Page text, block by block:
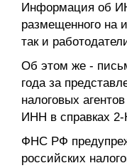
Информация об
размещенного на
так и
Об этом же -
года за
налоговых
ИНН в справках
ФНС РФ
российских